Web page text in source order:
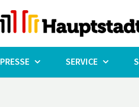
PRESSE SERVICE